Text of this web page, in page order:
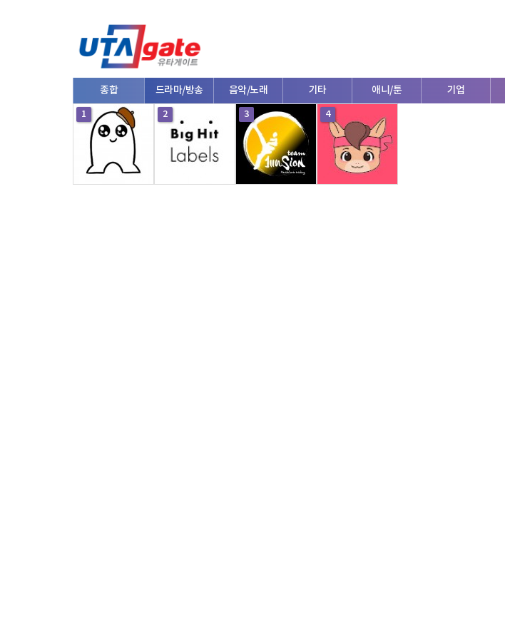
종합 드라마/방송 음악/노래 기타 애니/툰 기업
V로그/소통 영화/뮤지컬 연예인 한류/외국인 의학/법률/정보
댄스 e스포츠 자동차 커플/연애 정부/기관
1 2 3 4